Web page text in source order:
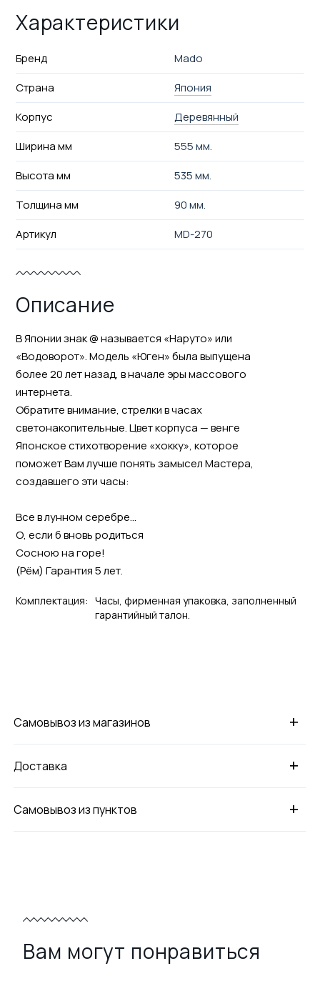
Характеристики
Бренд
Mado
Страна
Япония
Корпус
Деревянный
Ширина мм
555 мм.
Высота мм
535 мм.
Толщина мм
90 мм.
Артикул
MD-270
Описание
В Японии знак @ называется «Наруто» или
«Водоворот». Модель «Юген» была выпущена
более 20 лет назад, в начале эры массового
интернета.
Обратите внимание, стрелки в часах
светонакопительные. Цвет корпуса — венге
Японское стихотворение «хокку», которое
поможет Вам лучше понять замысел Мастера,
создавшего эти часы:
Все в лунном серебре...
О, если б вновь родиться
Сосною на горе!
(Рём) Гарантия 5 лет.
Комплектация: Часы, фирменная упаковка, заполненный
гарантийный талон.
+
Самовывоз из магазинов
+
Доставка
+
Самовывоз из пунктов
Вам могут понравиться